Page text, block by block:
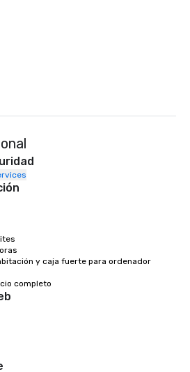
local expertise, and
y caja fuerte para ordenador
completo